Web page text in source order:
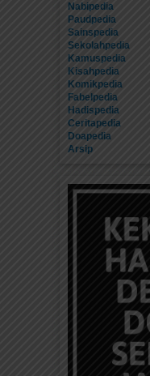
Nabipedia
Paudpedia
Sainspedia
Sekolahpedia
Kamuspedia
Kisahpedia
Komikpedia
Fabelpedia
Hadispedia
Ceritapedia
Doapedia
Arsip